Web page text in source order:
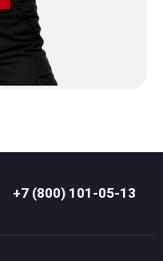
+7 (800) 101-05-13